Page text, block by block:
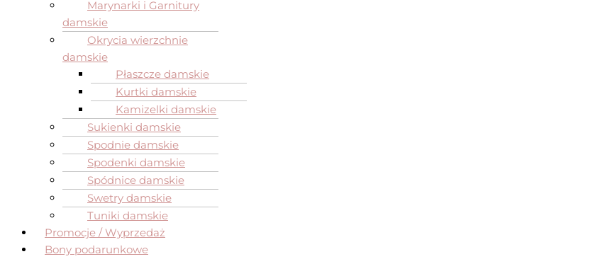
Marynarki i Garnitury
damskie
Okrycia wierzchnie
damskie
Płaszcze damskie
Kurtki damskie
Kamizelki damskie
Sukienki damskie
Spodnie damskie
Spodenki damskie
Spódnice damskie
Swetry damskie
Tuniki damskie
Promocje / Wyprzedaż
Bony podarunkowe